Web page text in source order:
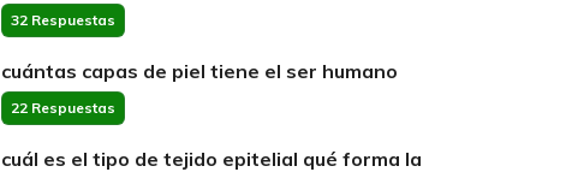
32 Respuestas
cuántas capas de piel tiene el ser humano
22 Respuestas
cuál es el tipo de tejido epitelial qué forma la